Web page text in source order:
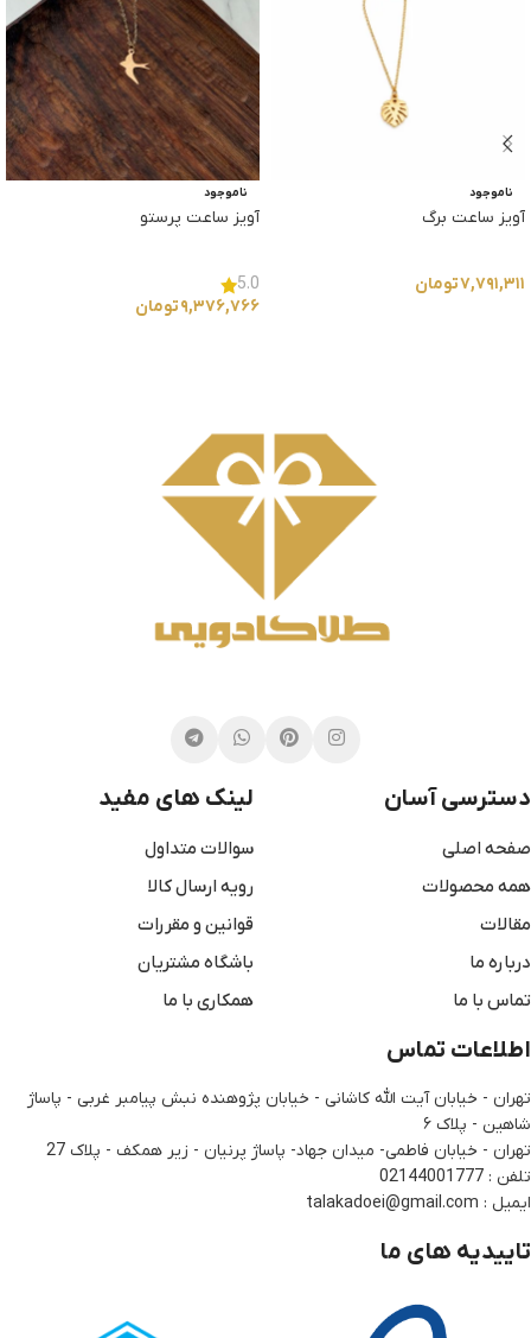
ناموجود
آویز ساعت برگ
۷,۷۹۱,۳۱۱تومان
ناموجود
آویز ساعت پرستو
5.0
۹,۳۷۶,۷۶۶تومان
دسترسی آسان
صفحه اصلی
همه محصولات
مقالات
درباره ما
تماس با ما
لینک های مفید
سوالات متداول
رویه ارسال کالا
قوانین و مقررات
باشگاه مشتریان
همکاری با ما
اطلاعات تماس
تهران - خیابان آیت الله کاشانی - خیابان پژوهنده نبش پیامبر غربی - پاساژ
شاهین - پلاک ۶
تهران - خیابان فاطمی- میدان جهاد- پاساژ پرنیان - زیر همکف - پلاک 27
تلفن : 02144001777
ایمیل : talakadoei@gmail.com
تاییدیه های ما